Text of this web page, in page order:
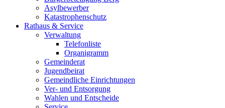
Asylbewerber
Katastrophenschutz
Rathaus & Service
Verwaltung
Telefonliste
Organigramm
Gemeinderat
Jugendbeirat
Gemeindliche Einrichtungen
Ver- und Entsorgung
Wahlen und Entscheide